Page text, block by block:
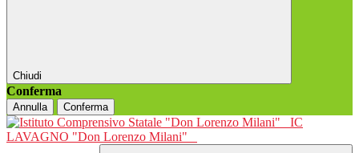
Chiudi
Conferma
Annulla Conferma
IC
LAVAGNO "Don Lorenzo Milani"